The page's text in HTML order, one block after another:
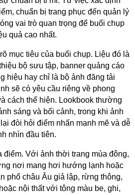
chuẩn bị trang phục đến quản lý
vai trò quan trọng để buổi chụp
quả cao nhất.
mục tiêu của buổi chụp. Liệu đó là
bộ sưu tập, banner quảng cáo
hiệu hay chỉ là bộ ảnh đăng tải
sẽ có yêu cầu riêng về phong
cách thể hiện. Lookbook thường
sáng và bối cảnh, trong khi ảnh
đòi hỏi điểm nhấn mạnh mẽ và dễ
nhìn đầu tiên.
điểm. Với ảnh thời trang mùa đông,
nơi mang hơi hướng lạnh hoặc
phố châu Âu giả lập, rừng thông,
nội thất với tông màu be, ghi,